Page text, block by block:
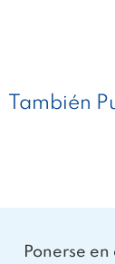
También
Ponerse